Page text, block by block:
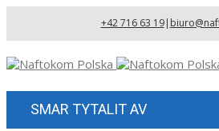
+42 716 63 19|
SMAR TYTALIT AV